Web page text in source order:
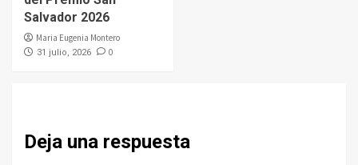
Salvador 2026
Maria Eugenia Montero
31 julio, 2026 0
Deja una respuesta